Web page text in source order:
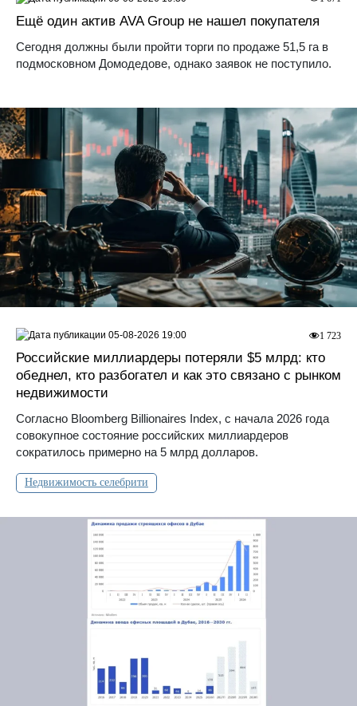
Ещё один актив AVA Group не нашел покупателя
Сегодня должны были пройти торги по продаже 51,5 га в
подмосковном Домодедове, однако заявок не поступило.
Российские миллиардеры потеряли $5 млрд: кто
обеднел, кто разбогател и как это связано с рынком
недвижимости
Согласно Bloomberg Billionaires Index, с начала 2026 года
совокупное состояние российских миллиардеров
сократилось примерно на 5 млрд долларов.
Недвижимость селебрити
1 723
05-08-2026 19:00